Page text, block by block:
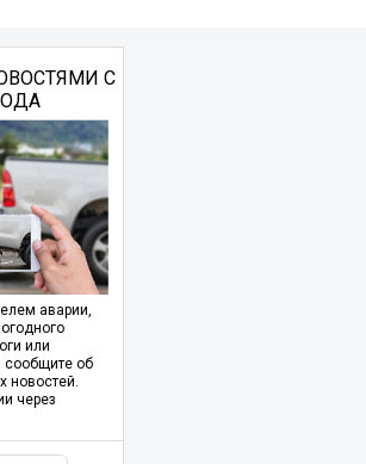
С
аварии,
или
сообщите об
новостей.
через